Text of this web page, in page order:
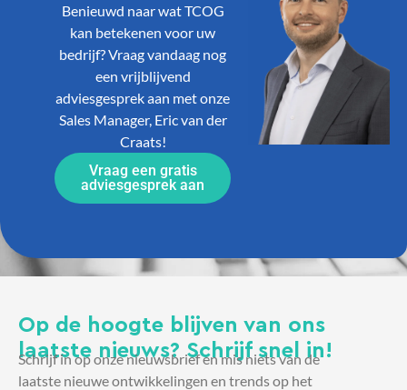
Benieuwd naar wat TCOG
kan betekenen voor uw
bedrijf? Vraag vandaag nog
een vrijblijvend
adviesgesprek aan met onze
Sales Manager, Eric van der
Craats!
Vraag een gratis
adviesgesprek aan
Op de hoogte blijven van ons
laatste nieuws? Schrijf snel in!
Schrijf in op onze nieuwsbrief en mis niets van de
laatste nieuwe ontwikkelingen en trends op het